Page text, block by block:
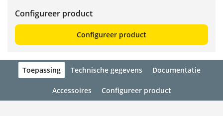
Configureer product
Configureer product
Toepassing Technische gegevens Documentatie
Accessoires Configureer product